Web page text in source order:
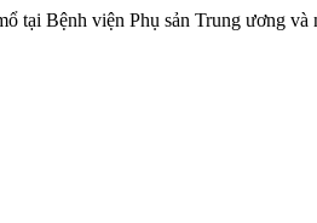
tại Bệnh viện Phụ sản Trung ương và